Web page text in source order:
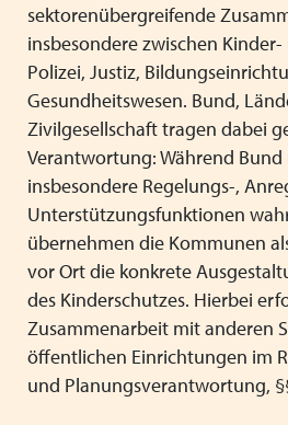
sektorenübergreifende
insbesondere zwischen
Polizei, Justiz,
Gesundheitswesen. Bund,
Zivilgesellschaft tragen dabei
Verantwortung: Während
insbesondere Regelungs-,
Unterstützungsfunktionen
übernehmen die Kommunen
vor Ort die konkrete
des Kinderschutzes. Hierbei
Zusammenarbeit mit anderen
öffentlichen Einrichtungen im
und Planungsverantwortung,